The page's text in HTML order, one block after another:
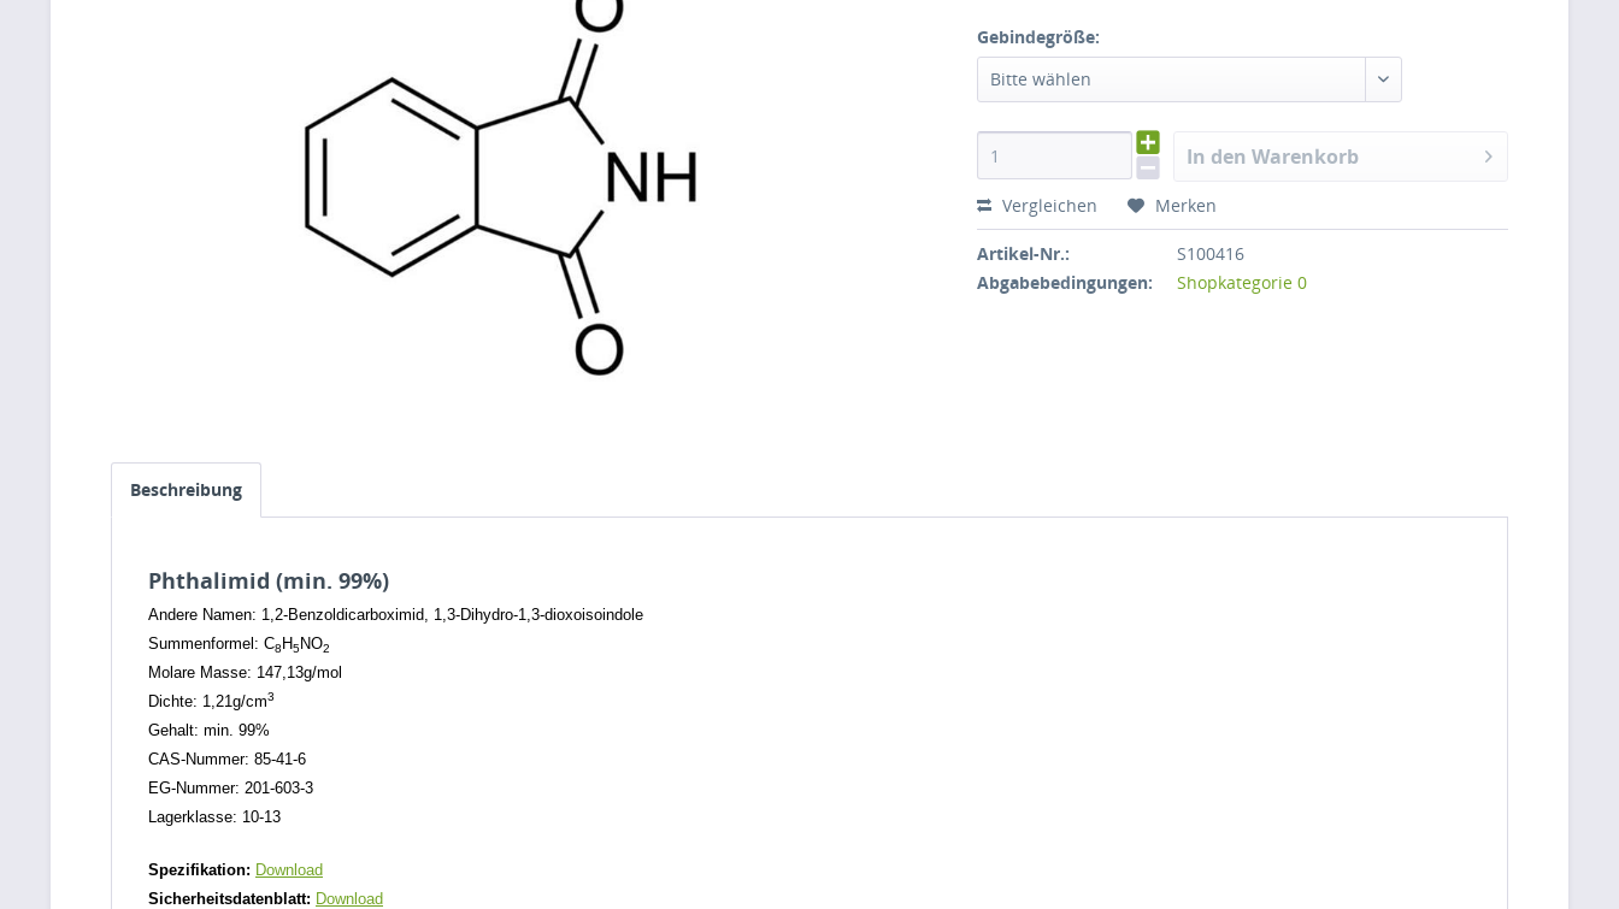
Gebindegröße:
Bitte wählen
In den Warenkorb
Vergleichen Merken
Artikel-Nr.:
S100416
Abgabebedingungen:
Shopkategorie 0
Beschreibung
Phthalimid (min. 99%)
Andere Namen: 1,2-Benzoldicarboximid, 1,3-Dihydro-1,3-dioxoisoindole
Summenformel: C8 H5NO2
Molare Masse: 147,13g/mol
Dichte: 1,21g/cm3
Gehalt: min. 99%
CAS-Nummer: 85-41-6
EG-Nummer: 201-603-3
Lagerklasse: 10-13
Spezifikation: Download
Sicherheitsdatenblatt: Download